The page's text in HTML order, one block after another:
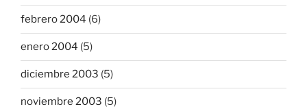
febrero 2004 (6)
enero 2004 (5)
diciembre 2003 (5)
noviembre 2003 (5)